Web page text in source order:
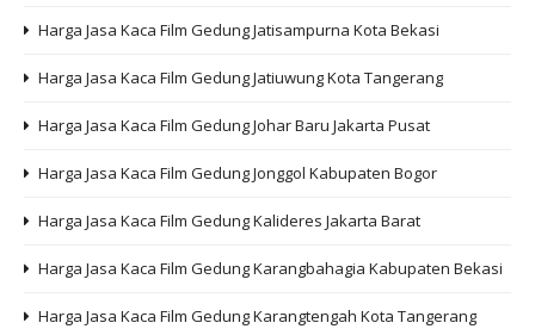
Harga Jasa Kaca Film Gedung Jatisampurna Kota Bekasi
Harga Jasa Kaca Film Gedung Jatiuwung Kota Tangerang
Harga Jasa Kaca Film Gedung Johar Baru Jakarta Pusat
Harga Jasa Kaca Film Gedung Jonggol Kabupaten Bogor
Harga Jasa Kaca Film Gedung Kalideres Jakarta Barat
Harga Jasa Kaca Film Gedung Karangbahagia Kabupaten Bekasi
Harga Jasa Kaca Film Gedung Karangtengah Kota Tangerang